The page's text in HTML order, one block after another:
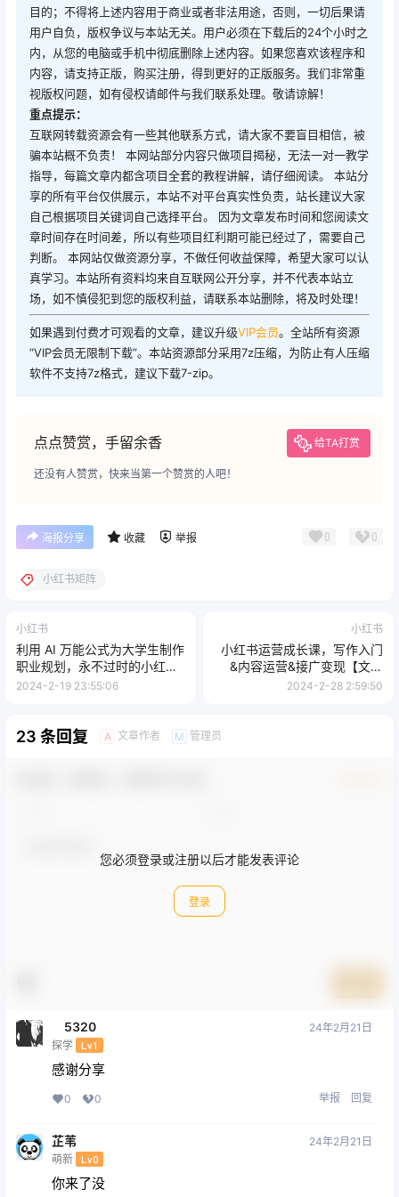
目的；不得将上述内容用于商业或者非法用途，否则，一切后果请
用户自负，版权争议与本站无关。用户必须在下载后的24个小时之
内，从您的电脑或手机中彻底删除上述内容。如果您喜欢该程序和
内容，请支持正版，购买注册，得到更好的正版服务。我们非常重
视版权问题，如有侵权请邮件与我们联系处理。敬请谅解！
重点提示：
互联网转载资源会有一些其他联系方式，请大家不要盲目相信，被
骗本站概不负责！ 本网站部分内容只做项目揭秘，无法一对一教学
指导，每篇文章内都含项目全套的教程讲解，请仔细阅读。 本站分
享的所有平台仅供展示，本站不对平台真实性负责，站长建议大家
自己根据项目关键词自己选择平台。 因为文章发布时间和您阅读文
章时间存在时间差，所以有些项目红利期可能已经过了，需要自己
判断。 本网站仅做资源分享，不做任何收益保障，希望大家可以认
真学习。本站所有资料均来自互联网公开分享，并不代表本站立
场，如不慎侵犯到您的版权利益，请联系本站删除，将及时处理！
如果遇到付费才可观看的文章，建议升级VIP会员。全站所有资源
“VIP会员无限制下载”。本站资源部分采用7z压缩，为防止有人压缩
软件不支持7z格式，建议下载7-zip。
点点赞赏，手留余香 给TA打赏
还没有人赞赏，快来当第一个赞赏的人吧！
海报分享 收藏 举报 0 0
小红书矩阵
小红书
利用 AI 万能公式为大学生制作
职业规划，永不过时的小红书
长期变现项目，保姆级教程
2024-2-19 23:55:06
小红书
小红书运营成长课，写作入门
&内容运营&接广变现【文档
课】
2024-2-28 2:59:50
23 条回复 A 文章作者 M 管理员
您必须登录或注册以后才能发表评论
登录
5320
探学 Lv1
24年2月21日
感谢分享
0 0 举报 回复
芷苇
萌新 Lv0
24年2月21日
你来了没